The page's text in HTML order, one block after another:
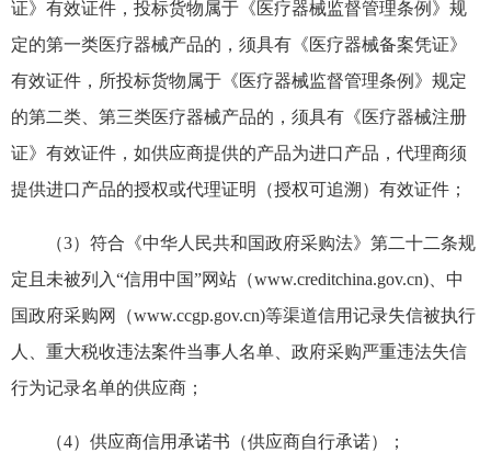
证》有效证件，投标货物属于《医疗器械监督管理条例》规
定的第一类医疗器械产品的，须具有《医疗器械备案凭证》
有效证件，所投标货物属于《医疗器械监督管理条例》规定
的第二类、第三类医疗器械产品的，须具有《医疗器械注册
证》有效证件，如供应商提供的产品为进口产品，代理商须
提供进口产品的授权或代理证明（授权可追溯）有效证件；
（3）符合《中华人民共和国政府采购法》第二十二条规
定且未被列入“信用中国”网站（www.creditchina.gov.cn)、中
国政府采购网（www.ccgp.gov.cn)等渠道信用记录失信被执行
人、重大税收违法案件当事人名单、政府采购严重违法失信
行为记录名单的供应商；
（4）供应商信用承诺书（供应商自行承诺）；